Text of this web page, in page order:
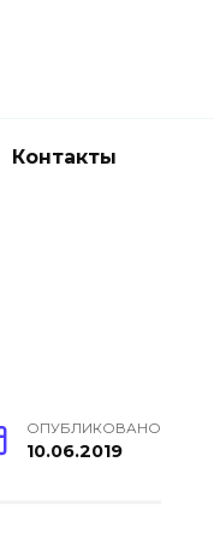
Контакты
ОПУБЛИКОВАНО
10.06.2019